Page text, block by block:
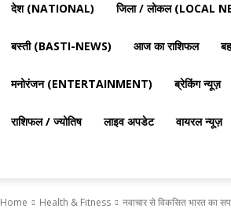
ताज़ा
राजनीति,
और
दुनिया
की
देश (NATIONAL) जिला / लोकल (LOCAL
बस्ती (BASTI-NEWS) आज का राशिफल
मनोरंजन (ENTERTAINMENT) ब्रेकिंग न्यूज़
राशिफल / ज्योतिष लाइव अपडेट वायरल न्यूज़
Home Health & Fitness नवाचार से विकसित भारत का